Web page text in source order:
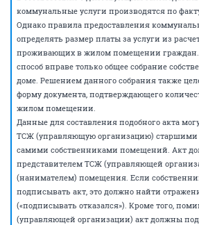
коммунальные услуги производятся по
Однако правила предоставления
определять размер платы за услуги из
проживающих в жилом помещении граждан.
способ вправе только общее собрание
доме. Решением данного собрания также
форму документа, подтверждающего
жилом помещении.
Данные для составления подобного акта
ТСЖ (управляющую организацию) старшими
самими собственниками помещений. Акт
представителем ТСЖ (управляющей
(нанимателем) помещения. Если
подписывать акт, это должно найти
(«подписывать отказался»). Кроме того,
(управляющей организации) акт должны